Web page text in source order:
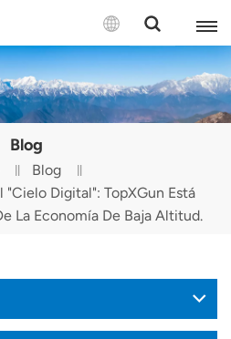
Blog
Blog
Digital": TopXGun Está
La Economía De Baja Altitud.